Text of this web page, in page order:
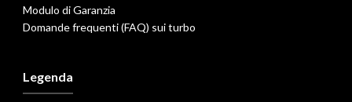
Modulo di Garanzia
Domande frequenti (FAQ) sui turbo
Legenda